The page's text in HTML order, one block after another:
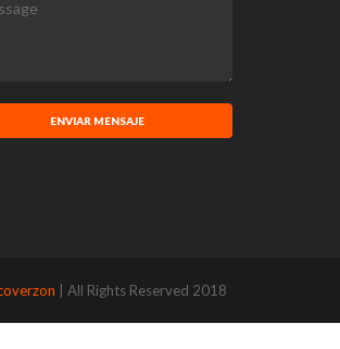
ENVIAR MENSAJE
| All Rights Reserved 2018